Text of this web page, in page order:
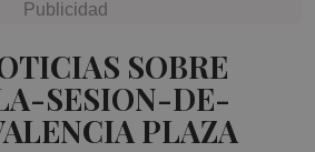
SOBRE
SESION-DE-
PLAZA